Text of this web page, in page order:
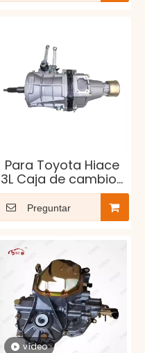
Para Toyota Hiace
3L Caja de cambios
de transmisión OEM
33030-OW641
Preguntar
vídeo